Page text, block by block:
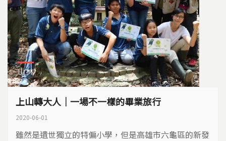
山林
上山轉大人｜一場不一樣的畢業旅行
2020-06-01
雖然是遺世獨立的特偏小學，但是高雄市六龜區的新發